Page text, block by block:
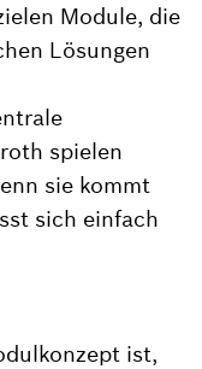
Module, die
Lösungen
spielen
sie kommt
sich einfach
ist,